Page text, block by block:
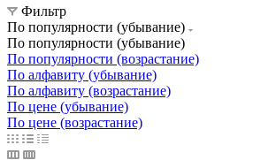
Фильтр
По популярности (убывание)
По популярности (убывание)
По популярности (возрастание)
По алфавиту (убывание)
По алфавиту (возрастание)
По цене (убывание)
По цене (возрастание)